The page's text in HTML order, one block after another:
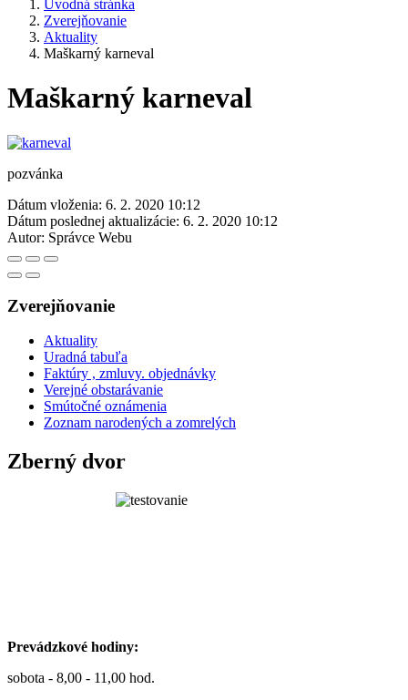
Úvodná stránka
Zverejňovanie
Aktuality
Maškarný karneval
Maškarný karneval
pozvánka
Dátum vloženia: 6. 2. 2020 10:12
Dátum poslednej aktualizácie: 6. 2. 2020 10:12
Autor: Správce Webu
Zverejňovanie
Aktuality
Uradná tabuľa
Faktúry , zmluvy. objednávky
Verejné obstarávanie
Smútočné oznámenia
Zoznam narodených a zomrelých
Zberný dvor
Prevádzkové hodiny:
sobota - 8,00 - 11,00 hod.